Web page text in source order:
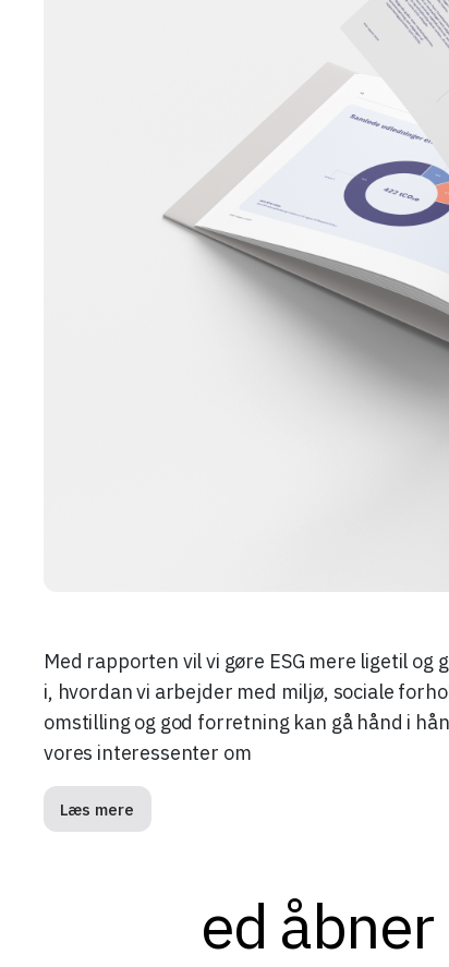
Med rapporten vil vi gøre ESG mere ligetil
i, hvordan vi arbejder med miljø, sociale
omstilling og god forretning kan gå hånd i
vores interessenter om
Læs mere
ed